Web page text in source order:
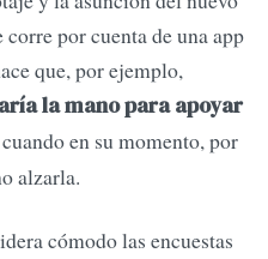
por cuenta de una app
que, por ejemplo,
la mano para apoyar
en su momento, por
alzarla.
cómodo las encuestas